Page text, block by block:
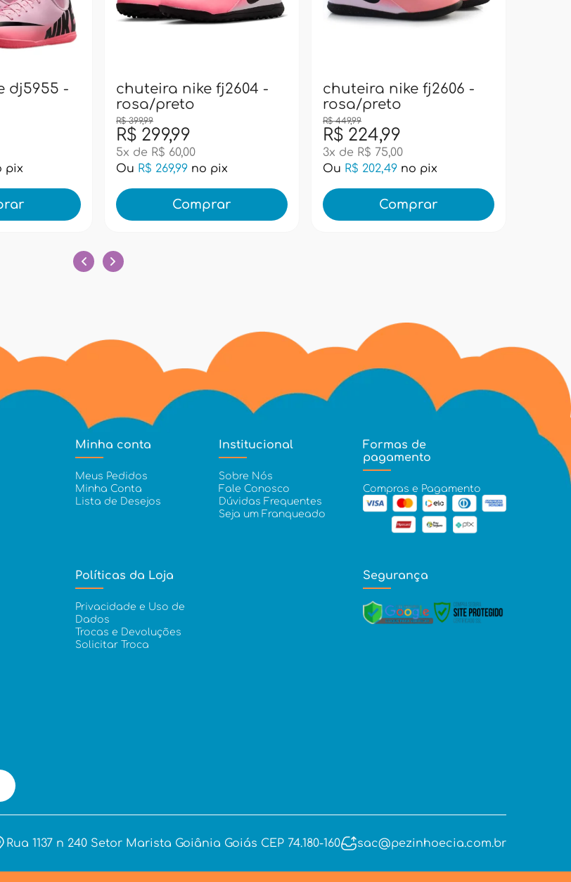
dj5955 -
pix
chuteira nike fj2604 -
rosa/preto
R$ 299,99
R$ 399,99
5x de R$ 60,00
Ou R$ 269,99 no pix
Comprar
chuteira nike fj2606 -
rosa/preto
R$ 224,99
R$ 449,99
3x de R$ 75,00
Ou R$ 202,49 no pix
Comprar
Minha conta
Meus Pedidos
Minha Conta
Lista de Desejos
Institucional
Sobre Nós
Fale Conosco
Dúvidas Frequentes
Seja um Franqueado
Formas de
pagamento
Compras e Pagamento
Políticas da Loja
Privacidade e Uso de
Dados
Trocas e Devoluções
Solicitar Troca
Segurança
Rua 1137 n 240 Setor Marista Goiânia Goiás CEP 74.180-160 sac@pezinhoecia.com.br